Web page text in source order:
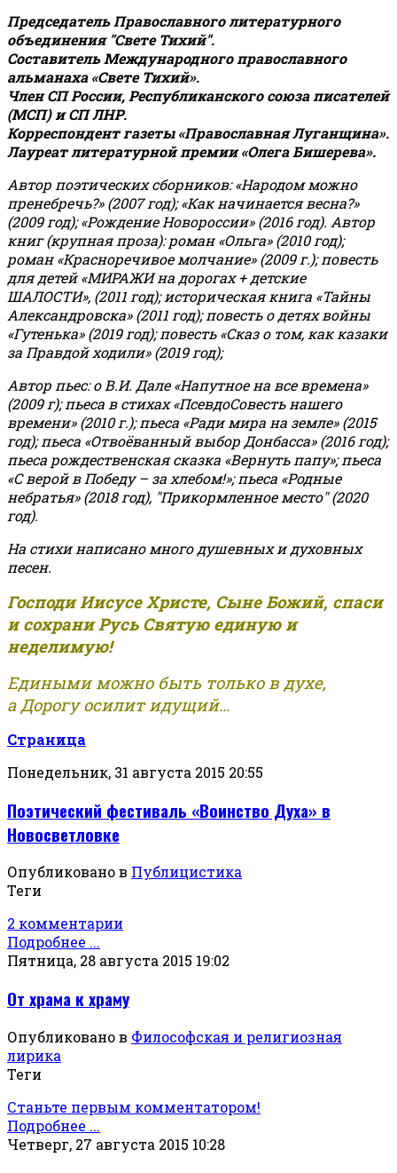
Председатель Православного литературного
объединения "Свете Тихий".
Составитель Международного православного
альманаха «Свете Тихий».
Член СП России, Республиканского союза писателей
(МСП) и СП ЛНР.
Корреспондент газеты «Православная Луганщина».
Лауреат литературной премии «Олега Бишерева».
Автор поэтических сборников: «Народом можно
пренебречь?» (2007 год); «Как начинается весна?»
(2009 год); «Рождение Новороссии» (2016 год). Автор
книг (крупная проза): роман «Ольга» (2010 год);
роман «Красноречивое молчание» (2009 г.); повесть
для детей «МИРАЖИ на дорогах + детские
ШАЛОСТИ», (2011 год); историческая книга «Тайны
Александровска» (2011 год); повесть о детях войны
«Гутенька» (2019 год); повесть «Сказ о том, как казаки
за Правдой ходили» (2019 год);
Автор пьес: о В.И. Дале «Напутное на все времена»
(2009 г); пьеса в стихах «ПсевдоСовесть нашего
времени» (2010 г.); пьеса «Ради мира на земле» (2015
год); пьеса «Отвоёванный выбор Донбасса» (2016 год);
пьеса рождественская сказка «Вернуть папу»; пьеса
«С верой в Победу – за хлебом!»;пьеса «Родные
небратья» (2018 год), "Прикормленное место" (2020
год).
На стихи написано много душевных и духовных
песен.
Господи Иисусе Христе, Сыне Божий, спаси
и сохрани Русь Святую единую и
неделимую!
Едиными можно быть только в духе,
а Дорогу осилит идущий...
Страница
Понедельник, 31 августа 2015 20:55
Поэтический фестиваль «Воинство Духа» в
Новосветловке
Опубликовано в Публицистика
Теги
2 комментарии
Подробнее ...
Пятница, 28 августа 2015 19:02
От храма к храму
Опубликовано в Философская и религиозная
лирика
Теги
Станьте первым комментатором!
Подробнее ...
Четверг, 27 августа 2015 10:28